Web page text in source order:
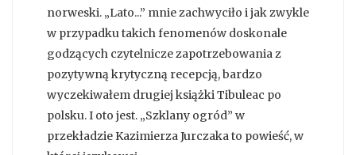
norweski. „Lato...” mnie zachwyciło i jak zwykle
w przypadku takich fenomenów doskonale
godzących czytelnicze zapotrzebowania z
pozytywną krytyczną recepcją, bardzo
wyczekiwałem drugiej książki Tibuleac po
polsku. I oto jest. „Szklany ogród” w
przekładzie Kazimierza Jurczaka to powieść, w